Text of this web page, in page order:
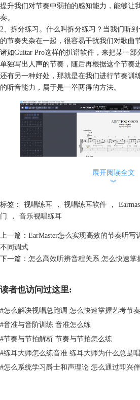
提升我们对节奏中弱拍的感知能力，能够让
奏。
2、拆分练习。什么叫拆分练习？当我们听
的节奏夹杂在一起，很容易干扰我们对歌曲
诸如Guitar Pro这样的扒谱软件，来把某一
单独写出人声的节奏，随后再根据这个节奏
还有另一种好处，那就是在我们进行节奏训
的听音能力，属于是一举两得的方法。
图一：Guitar Pro软
二、视唱节奏怎么练
在上面我给大家介绍了几个听辨节奏的小技
光靠这些小技巧可不行。我们还需要系统化
到视唱节奏训练，我觉得EarMaster这款软件
家说一说视唱节奏怎么系统性的训练。
奏符号，比如常见的四分音符、八分音符、
号都是提示我们节奏变化的标志，在曲谱中
而在EarMaster中，我们可以在软件中的入门
的实践练习打下基础。
展开阅读全文
︾
标签： 视唱练耳 ， 视唱练耳软件 ，
门
， 音乐视唱练耳
上一篇： EarMaster怎么实现高效的节奏听写
不同调式
下一篇： 怎么高效听辨音程关系 怎么快速掌
读者也访问过这里:
#怎么解决视唱总跑调 怎么快速掌握艺考节
#音准与音阶训练 音准怎么练
#节奏与节拍解析 节奏与节拍怎么练
#练耳大师怎么练音准 练耳大师为什么总是
#怎么系统学习爵士和声理论 怎么通过即兴